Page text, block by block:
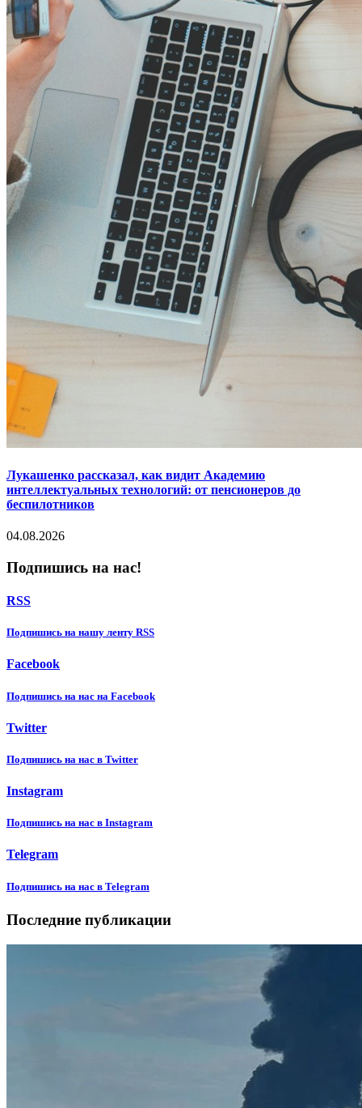
Лукашенко рассказал, как видит Академию
интеллектуальных технологий: от пенсионеров до
беспилотников
04.08.2026
Подпишись на нас!
RSS
Подпишиcь на нашу ленту RSS
Facebook
Подпишиcь на нас на Facebook
Twitter
Подпишиcь на нас в Twitter
Instagram
Подпишиcь на нас в Instagram
Telegram
Подпишиcь на нас в Telegram
Последние публикации